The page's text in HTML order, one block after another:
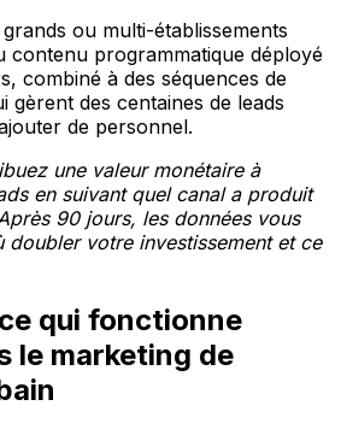
ou multi-établissements
contenu programmatique déployé
combiné à des séquences de
gèrent des centaines de leads
de personnel.
une valeur monétaire à
en suivant quel canal a produit
90 jours, les données vous
doubler votre investissement et ce
qui fonctionne
le marketing de